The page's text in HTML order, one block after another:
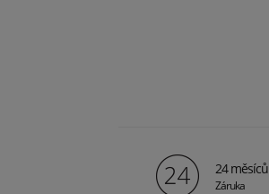
24 měsíců
Záruka